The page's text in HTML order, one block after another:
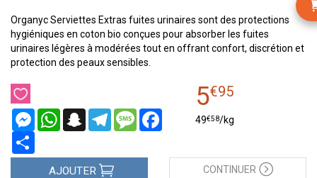
Organyc Serviettes Extras fuites urinaires sont des protections
hygiéniques en coton bio conçues pour absorber les fuites
urinaires légères à modérées tout en offrant confort, discrétion et
protection des peaux sensibles.
MessengerWhatsAppSnapchatTelegramMessageFacebook
5€95
49€58/kg
AJOUTER CONTINUER